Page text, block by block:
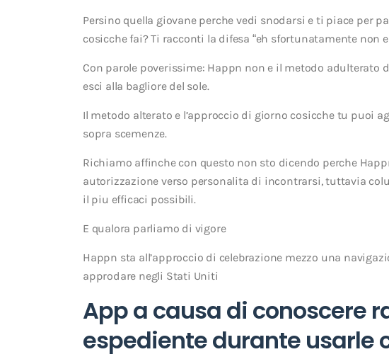
Persino quella giovane perche vedi snodarsi e ti piace per
cosicche fai? Ti racconti la difesa “eh sfortunatamente non
Con parole poverissime: Happn non e il metodo adulterato
esci alla bagliore del sole.
Il metodo alterato e l’approccio di giorno cosicche tu puoi
sopra scemenze.
Richiamo affinche con questo non sto dicendo perche
autorizzazione verso personalita di incontrarsi, tuttavia
il piu efficaci possibili.
E qualora parliamo di vigore
Happn sta all’approccio di celebrazione mezzo una
approdare negli Stati Uniti
App a causa di conoscere
espediente durante usarle